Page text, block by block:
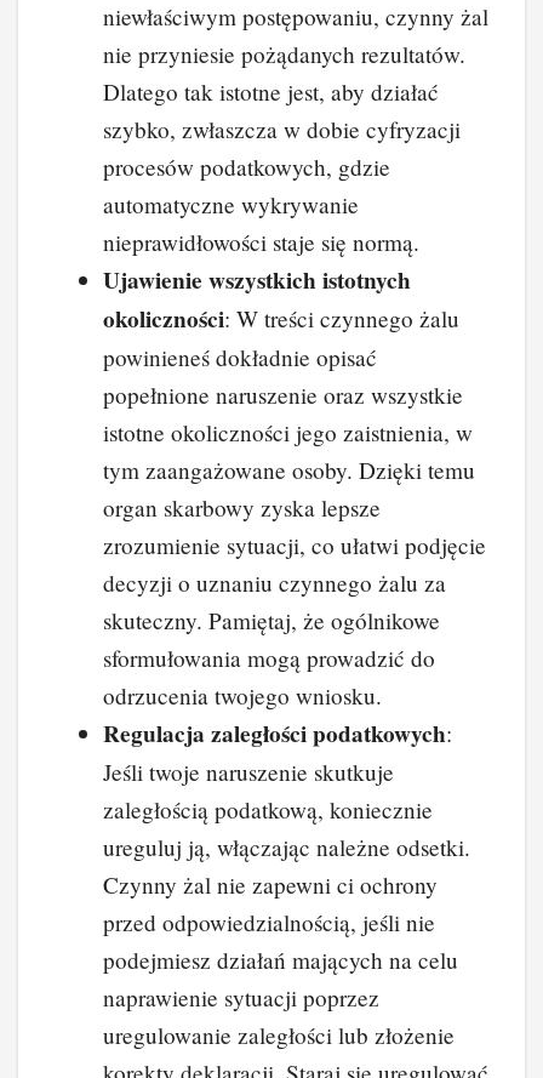
niewłaściwym postępowaniu, czynny żal
nie przyniesie pożądanych rezultatów.
Dlatego tak istotne jest, aby działać
szybko, zwłaszcza w dobie cyfryzacji
procesów podatkowych, gdzie
automatyczne wykrywanie
nieprawidłowości staje się normą.
Ujawienie wszystkich istotnych
okoliczności: W treści czynnego żalu
powinieneś dokładnie opisać
popełnione naruszenie oraz wszystkie
istotne okoliczności jego zaistnienia, w
tym zaangażowane osoby. Dzięki temu
organ skarbowy zyska lepsze
zrozumienie sytuacji, co ułatwi podjęcie
decyzji o uznaniu czynnego żalu za
skuteczny. Pamiętaj, że ogólnikowe
sformułowania mogą prowadzić do
odrzucenia twojego wniosku.
Regulacja zaległości podatkowych:
Jeśli twoje naruszenie skutkuje
zaległością podatkową, koniecznie
ureguluj ją, włączając należne odsetki.
Czynny żal nie zapewni ci ochrony
przed odpowiedzialnością, jeśli nie
podejmiesz działań mających na celu
naprawienie sytuacji poprzez
uregulowanie zaległości lub złożenie